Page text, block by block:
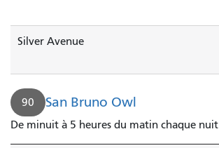
Silver Avenue
90 San Bruno Owl
De minuit à 5 heures du matin chaque nuit